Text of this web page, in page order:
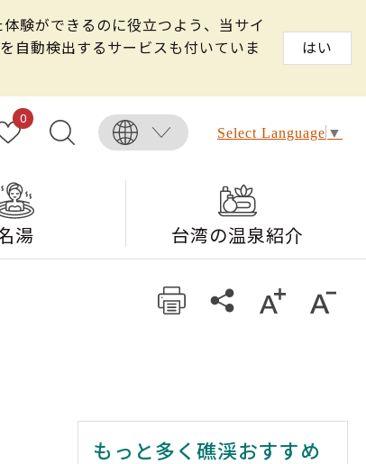
験ができるのに役立つよう、当サイ
自動検出するサービスも付いていま
はい
0
Select Language ▼
湯 台湾の温泉紹介
もっと多く礁渓おすすめ